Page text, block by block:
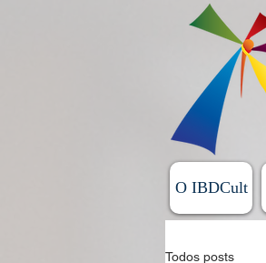
O IBDCult
Todos posts